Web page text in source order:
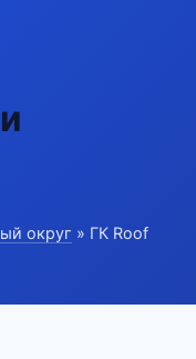
округ » ГК Roof